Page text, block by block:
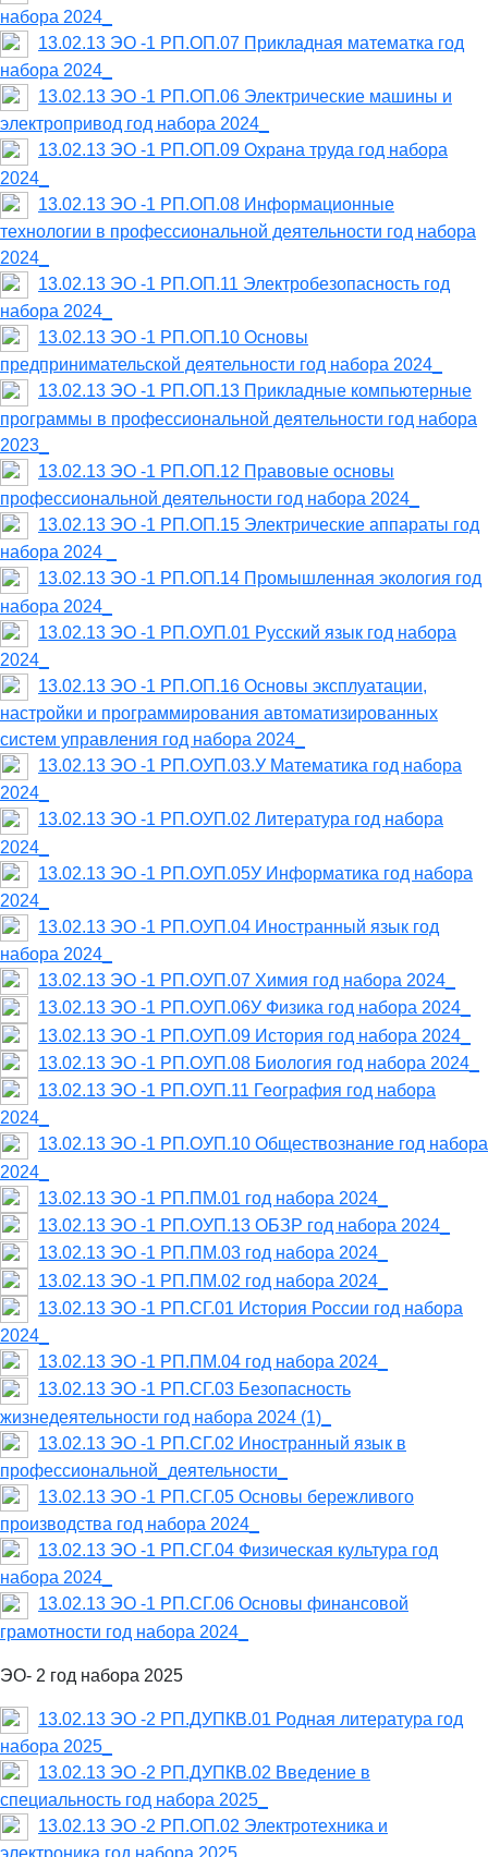
набора 2024_
13.02.13 ЭО -1 РП.ОП.07 Прикладная математка год
набора 2024_
13.02.13 ЭО -1 РП.ОП.06 Электрические машины и
электропривод год набора 2024_
13.02.13 ЭО -1 РП.ОП.09 Охрана труда год набора
2024_
13.02.13 ЭО -1 РП.ОП.08 Информационные
технологии в профессиональной деятельности год набора
2024_
13.02.13 ЭО -1 РП.ОП.11 Электробезопасность год
набора 2024_
13.02.13 ЭО -1 РП.ОП.10 Основы
предпринимательской деятельности год набора 2024_
13.02.13 ЭО -1 РП.ОП.13 Прикладные компьютерные
программы в профессиональной деятельности год набора
2023_
13.02.13 ЭО -1 РП.ОП.12 Правовые основы
профессиональной деятельности год набора 2024_
13.02.13 ЭО -1 РП.ОП.15 Электрические аппараты год
набора 2024 _
13.02.13 ЭО -1 РП.ОП.14 Промышленная экология год
набора 2024_
13.02.13 ЭО -1 РП.ОУП.01 Русский язык год набора
2024_
13.02.13 ЭО -1 РП.ОП.16 Основы эксплуатации,
настройки и программирования автоматизированных
систем управления год набора 2024_
13.02.13 ЭО -1 РП.ОУП.03.У Математика год набора
2024_
13.02.13 ЭО -1 РП.ОУП.02 Литература год набора
2024_
13.02.13 ЭО -1 РП.ОУП.05У Информатика год набора
2024_
13.02.13 ЭО -1 РП.ОУП.04 Иностранный язык год
набора 2024_
13.02.13 ЭО -1 РП.ОУП.07 Химия год набора 2024_
13.02.13 ЭО -1 РП.ОУП.06У Физика год набора 2024_
13.02.13 ЭО -1 РП.ОУП.09 История год набора 2024_
13.02.13 ЭО -1 РП.ОУП.08 Биология год набора 2024_
13.02.13 ЭО -1 РП.ОУП.11 География год набора
2024_
13.02.13 ЭО -1 РП.ОУП.10 Обществознание год набора
2024_
13.02.13 ЭО -1 РП.ПМ.01 год набора 2024_
13.02.13 ЭО -1 РП.ОУП.13 ОБЗР год набора 2024_
13.02.13 ЭО -1 РП.ПМ.03 год набора 2024_
13.02.13 ЭО -1 РП.ПМ.02 год набора 2024_
13.02.13 ЭО -1 РП.СГ.01 История России год набора
2024_
13.02.13 ЭО -1 РП.ПМ.04 год набора 2024_
13.02.13 ЭО -1 РП.СГ.03 Безопасность
жизнедеятельности год набора 2024 (1)_
13.02.13 ЭО -1 РП.СГ.02 Иностранный язык в
профессиональной_деятельности_
13.02.13 ЭО -1 РП.СГ.05 Основы бережливого
производства год набора 2024_
13.02.13 ЭО -1 РП.СГ.04 Физическая культура год
набора 2024_
13.02.13 ЭО -1 РП.СГ.06 Основы финансовой
грамотности год набора 2024_
ЭО- 2 год набора 2025
13.02.13 ЭО -2 РП.ДУПКВ.01 Родная литература год
набора 2025_
13.02.13 ЭО -2 РП.ДУПКВ.02 Введение в
специальность год набора 2025_
13.02.13 ЭО -2 РП.ОП.02 Электротехника и